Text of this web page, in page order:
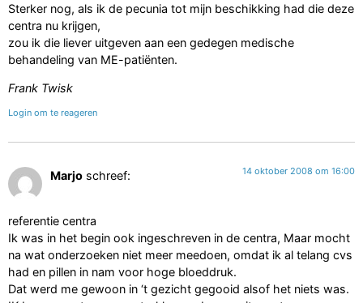
Sterker nog, als ik de pecunia tot mijn beschikking had die deze
centra nu krijgen,
zou ik die liever uitgeven aan een gedegen medische
behandeling van ME-patiënten.
Frank Twisk
Login om te reageren
Marjo schreef: 14 oktober 2008 om 16:00
referentie centra
Ik was in het begin ook ingeschreven in de centra, Maar mocht
na wat onderzoeken niet meer meedoen, omdat ik al telang cvs
had en pillen in nam voor hoge bloeddruk.
Dat werd me gewoon in ‘t gezicht gegooid alsof het niets was.